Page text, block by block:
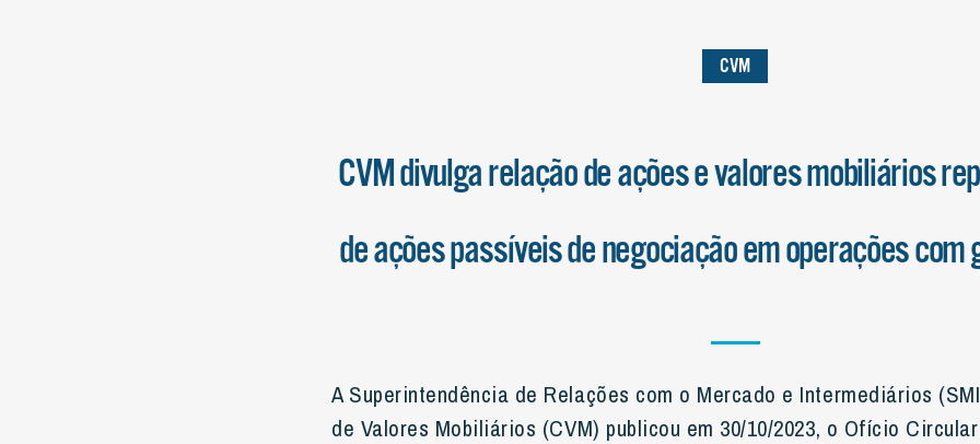
CVM
CVM divulga relação de ações e valores mobiliários
de ações passíveis de negociação em operações com
A Superintendência de Relações com o Mercado e Intermediários
de Valores Mobiliários (CVM) publicou em 30/10/2023, o Ofício